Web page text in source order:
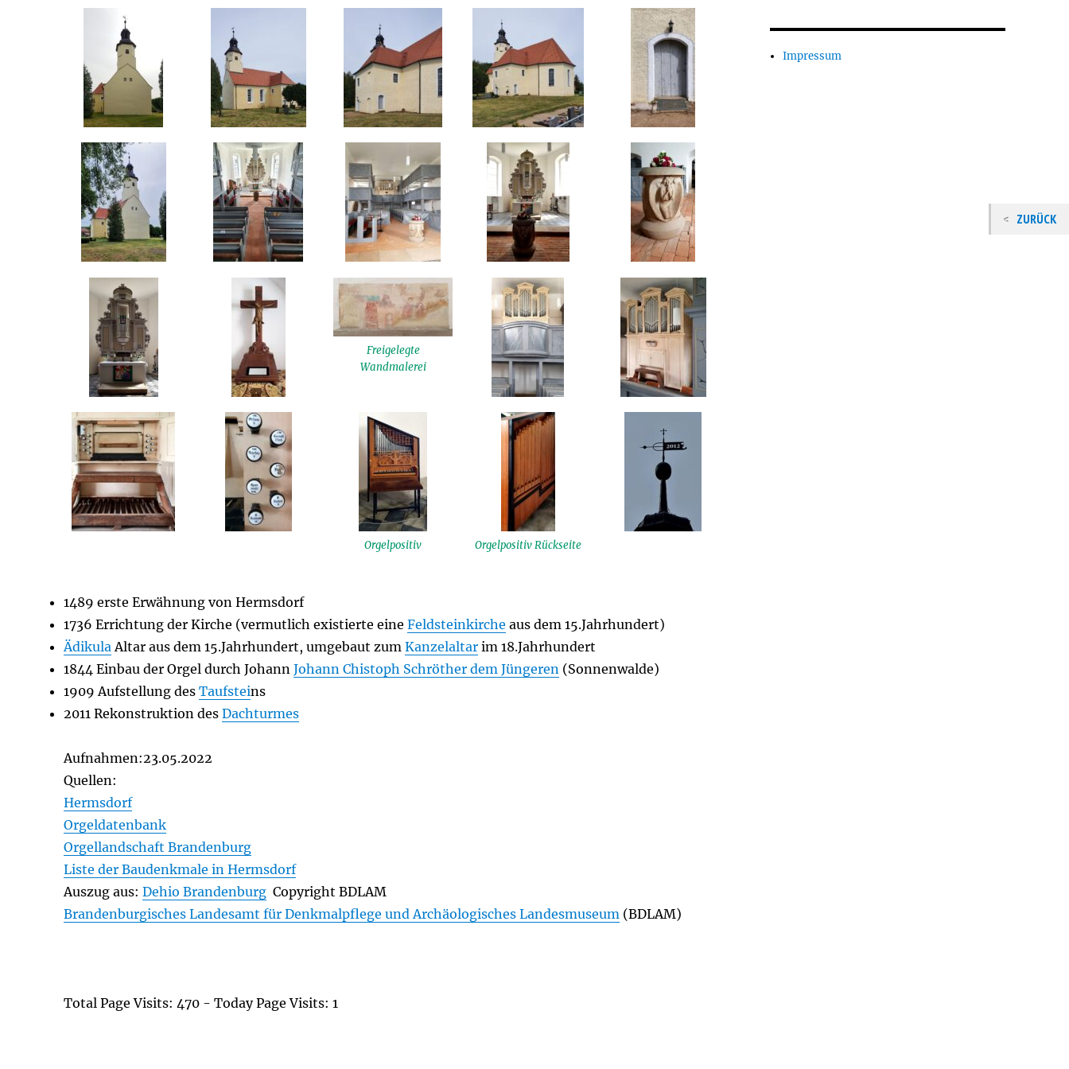
Freigelegte
Wandmalerei
Orgelpositiv Orgelpositiv Rückseite
1489 erste Erwähnung von Hermsdorf
1736 Errichtung der Kirche (vermutlich existierte eineFeldsteinkirche aus dem 15.Jahrhundert)
ÄdikulaAltar aus dem 15.Jahrhundert, umgebaut zumKanzelaltar im 18.Jahrhundert
1844 Einbau der Orgel durch JohannJohann Chistoph Schröther dem Jüngeren (Sonnenwalde)
1909 Aufstellung desTaufsteins
2011 Rekonstruktion desDachturmes
Aufnahmen:23.05.2022
Quellen:
Hermsdorf
Orgeldatenbank
Orgellandschaft Brandenburg
Liste der Baudenkmale in Hermsdorf
Auszug aus:Dehio Brandenburg Copyright BDLAM
Brandenburgisches Landesamt für Denkmalpflege und Archäologisches Landesmuseum (BDLAM)
Total Page Visits: 470 - Today Page Visits: 1
Impressum
ZURÜCK